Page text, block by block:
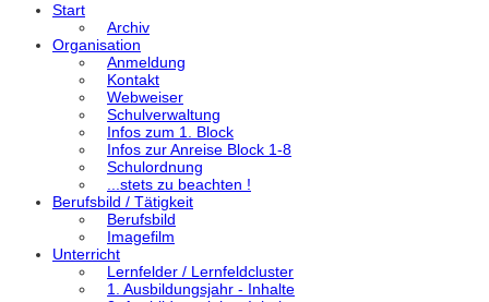
Start
Archiv
Organisation
Anmeldung
Kontakt
Webweiser
Schulverwaltung
Infos zum 1. Block
Infos zur Anreise Block 1-8
Schulordnung
...stets zu beachten !
Berufsbild / Tätigkeit
Berufsbild
Imagefilm
Unterricht
Lernfelder / Lernfeldcluster
1. Ausbildungsjahr - Inhalte